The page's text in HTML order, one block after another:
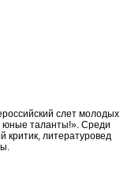
слет молодых
юные таланты!». Среди
критик, литературовед